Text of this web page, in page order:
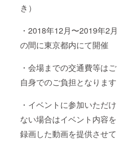
き）
・2018年12月〜2019年2月
の間に東京都内にて開催
・会場までの交通費等はご
自身でのご負担となります
・イベントに参加いただけ
ない場合はイベント内容を
録画した動画を提供させて